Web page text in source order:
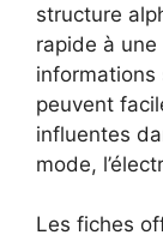
structure
rapide à
informations
peuvent
influentes
mode,
Les fiches